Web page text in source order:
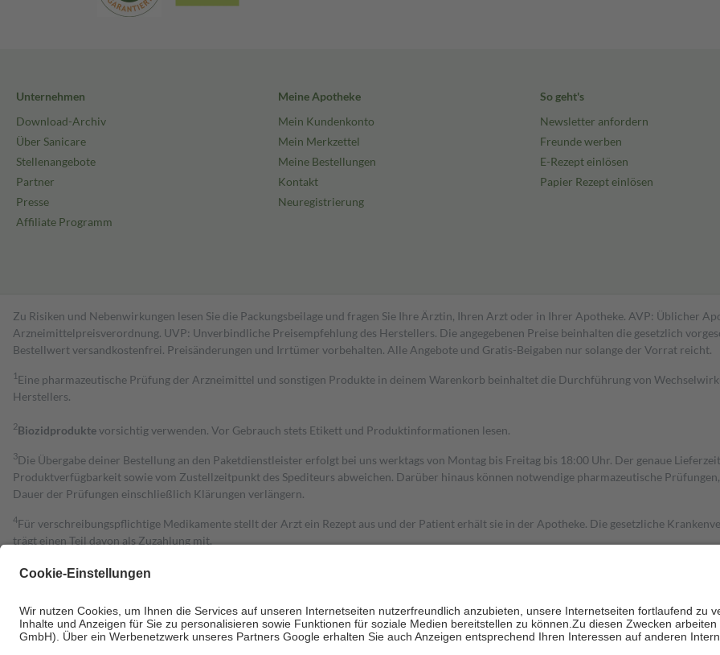
Unternehmen
Download-Archiv
Über Sanicare
Stellenangebote
Partner
Presse
Affiliate Programm
Meine Apotheke
Mein Kundenkonto
Mein Merkzettel
Meine Bestellungen
Kontakt
Neuregistrierung
So geht's
Newsletter anfordern
Freunde werben
E-Rezept einlösen
Papier Rezept einlösen
Zu Risiken und Nebenwirkungen lesen Sie die Packungsbeilage und fragen Sie Ihre Ärztin, Ihren Arzt oder in Ihrer Apotheke. AVP: Üblicher
Arzneimittelpreisverordnung. UVP: Unverbindliche Preisempfehlung des Herstellers. Die angegebenen Preise beinhalten die gesetzlich
Bestell­wert versand­kosten­frei. Preisänderungen und Irrtümer vorbehalten. Alle Angebote und Gratis-Beigaben nur solange der Vorrat reicht.
1 Eine pharmazeutische Prüfung der Arzneimittel und sonstigen Produkte in deinem Warenkorb beinhaltet die Durchführung von
Herstellers.
2Biozidproduktevorsichtig verwenden. Vor Gebrauch stets Etikett und Produktinformationen lesen.
3Die Übergabe deiner Bestellung an den Paketdienstleister erfolgt bei uns werktags von Montag bis Freitag bis 18:00 Uhr. Der genaue
Produktverfügbarkeit sowie vom Zustellzeitpunkt des Spediteurs abweichen. Darüber hinaus können notwendige pharmazeutische
Dauer der Prüfungen einschließlich Klärungen verlängern.
4Für verschreibungspflichtige Medikamente stellt der Arzt ein Rezept aus und der Patient erhält sie in der Apotheke. Die gesetzliche
trägt einen Teil davon als Zuzahlung mit.
zu entrichten.
Bei Heilmitteln und häuslicher Krankenpflege beträgt die Zuzahlung zehn Prozent der Kosten sowie zehn Euro je Verordnung.
Um das Engagement der Versicherten für ihre eigene Gesundheit zu stärken und die besondere Stellung der Familie zu unterstützen, fallen
• Kindern und Jugendlichen bis zum vollendeten 18. Lebensjahr mit Ausnahme der Fahrkosten